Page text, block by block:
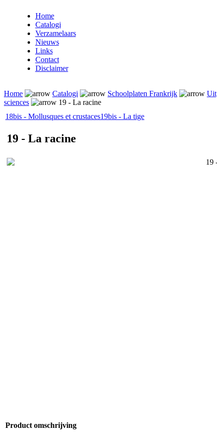
Home
Catalogi
Verzamelaars
Nieuws
Links
Contact
Disclaimer
Home Catalogi Schoolplaten Frankrijk
sciences
19 - La racine
18bis - Mollusques et crustaces19bis - La tige
19 - La racine
19
Product omschrijving